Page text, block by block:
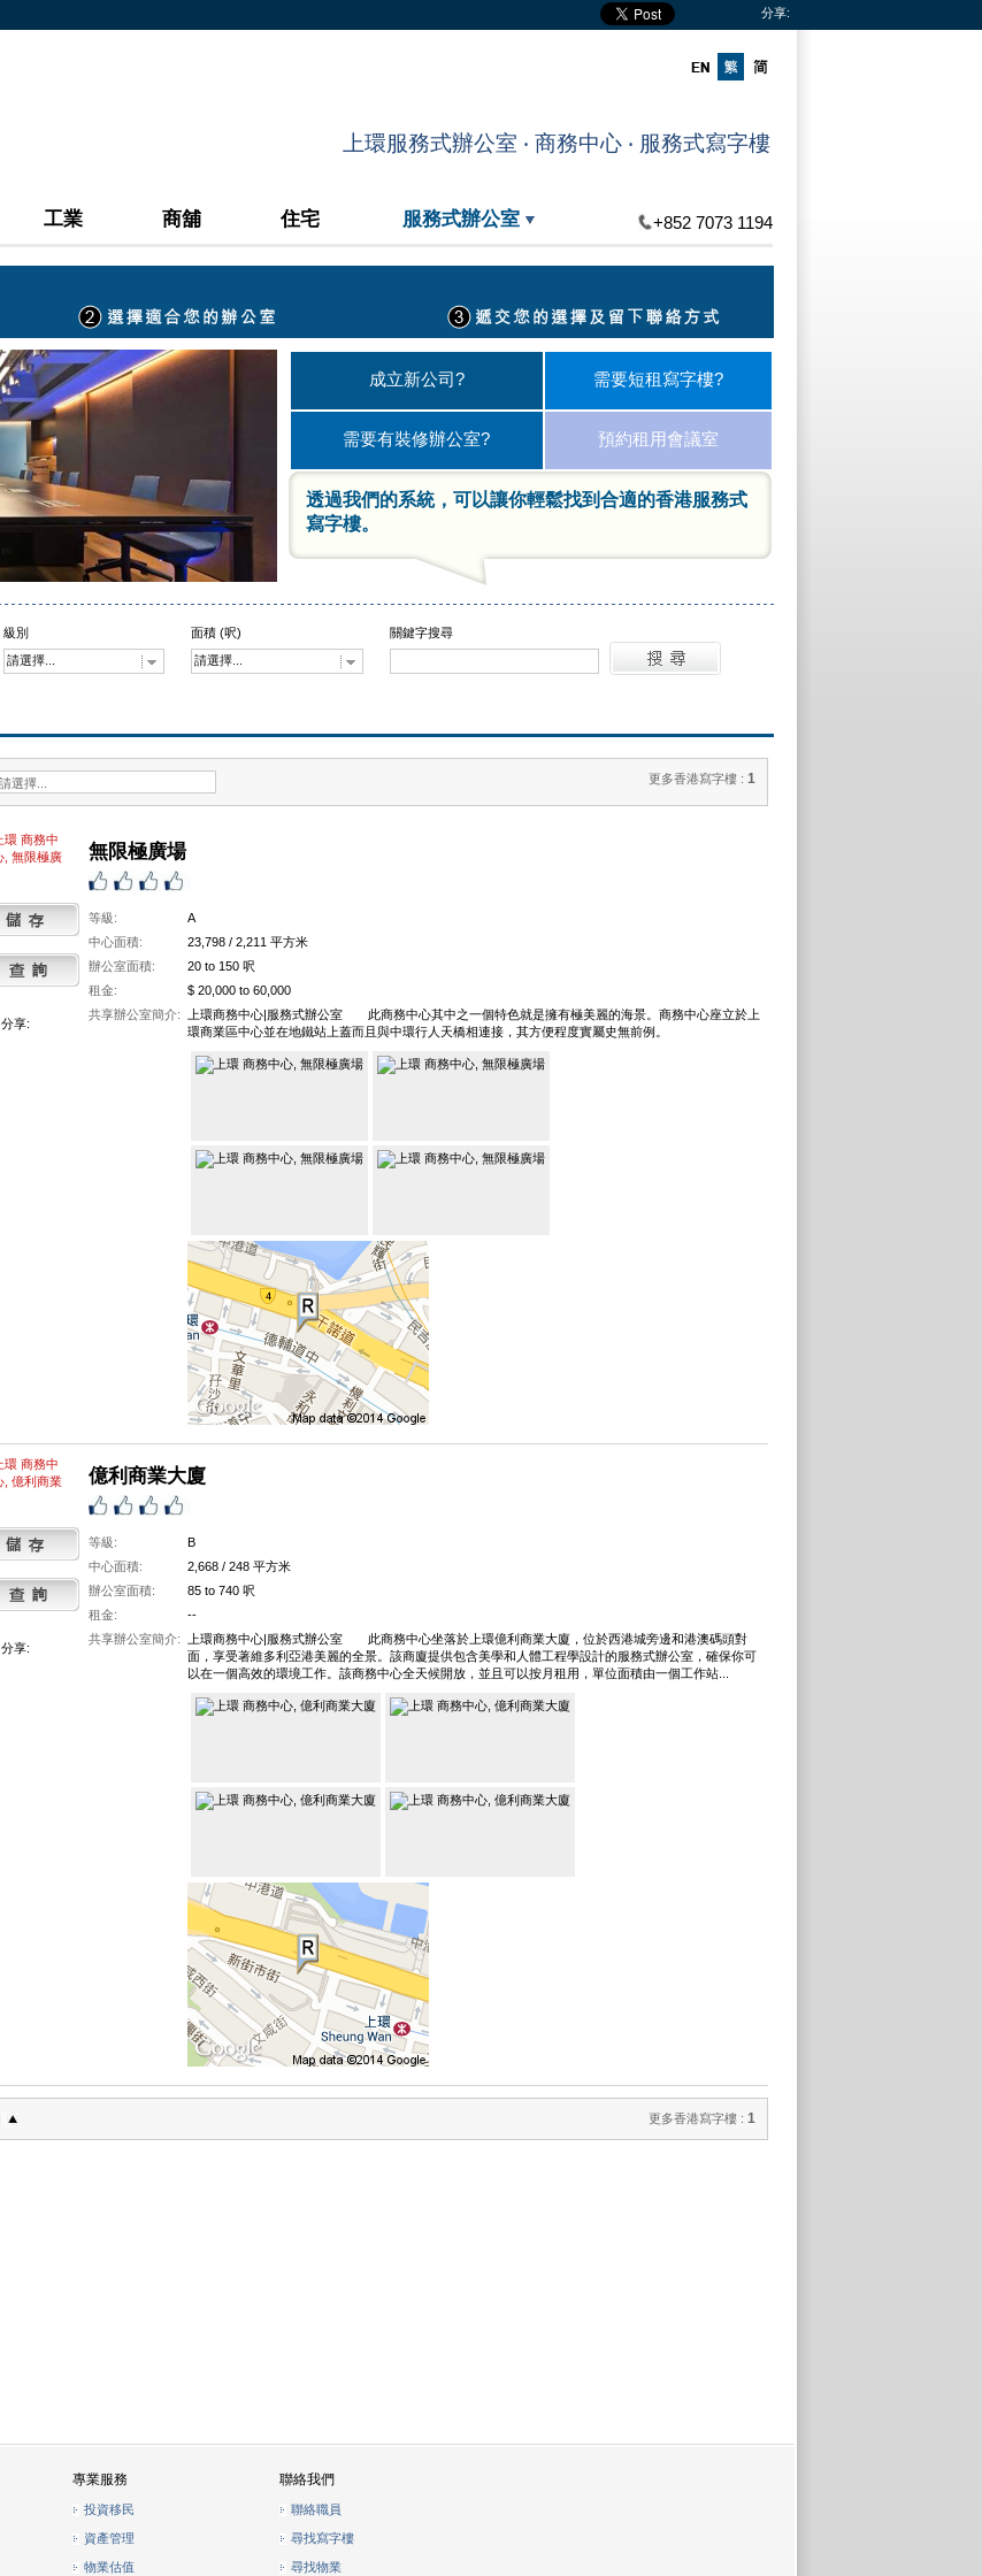
分享:
上環服務式辦公室 ‧ 商務中心 ‧ 服務式寫字樓
工業 商舖 住宅 服務式辦公室 +852 7073 1194
成立新公司? 需要短租寫字樓?
需要有裝修辦公室? 預約租用會議室
透過我們的系統，可以讓你輕鬆找到合適的香港服務式
寫字樓。
級別 面積 (呎)
關鍵字搜尋
請選擇... 請選擇...
更多香港寫字樓 : 1
分享:
無限極廣場
等級:
A
中心面積:
23,798 / 2,211 平方米
辦公室面積:
20 to 150 呎
租金:
$ 20,000 to 60,000
共享辦公室簡介:
上環商務中心|服務式辦公室 此商務中心其中之一個特色就是擁有極美麗的海景。商務中心座立於上
環商業區中心並在地鐵站上蓋而且與中環行人天橋相連接，其方便程度實屬史無前例。
分享:
億利商業大廈
等級:
B
中心面積:
2,668 / 248 平方米
辦公室面積:
85 to 740 呎
租金:
--
共享辦公室簡介:
上環商務中心|服務式辦公室 此商務中心坐落於上環億利商業大廈，位於西港城旁邊和港澳碼頭對
面，享受著維多利亞港美麗的全景。該商廈提供包含美學和人體工程學設計的服務式辦公室，確保你可
以在一個高效的環境工作。該商務中心全天候開放，並且可以按月租用，單位面積由一個工作站...
更多香港寫字樓 : 1
專業服務
投資移民
資產管理
物業估值
聯絡我們
聯絡職員
尋找寫字樓
尋找物業